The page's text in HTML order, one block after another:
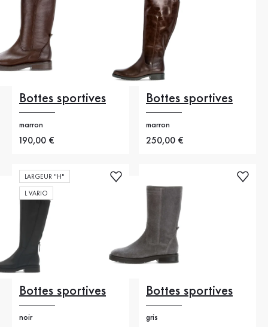
Bottes sportives
marron
Nouveau prix
190,00 €
Bottes sportives
marron
Nouveau prix
250,00 €
LARGEUR "H"
L VARIO
Bottes sportives
noir
Bottes sportives
gris